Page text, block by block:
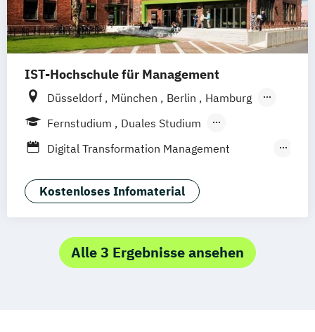
IST-Hochschule für Management
Düsseldorf München Berlin
Hamburg
Weil am Rhein
Frankfurt am Main
Fernstudium
Duales Studium
Fernlehrgang
Digital Transformation Management
Hotelmanagement)
Hospitality Controlling & Hotel Asset
Hotel- und Tourismusmarketing
Hotelmarketing Hotelökonom
Kostenloses Infomaterial
Alle 3 Ergebnisse ansehen